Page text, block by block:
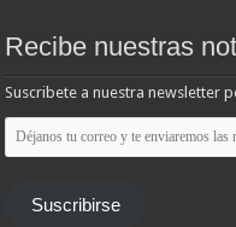
Recibe nuestras
Suscribete a nuestra newsletter
Déjanos
tu
correo
enviaremos
Suscribirse